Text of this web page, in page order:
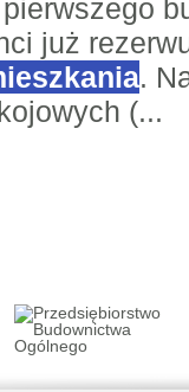
już
.
(...